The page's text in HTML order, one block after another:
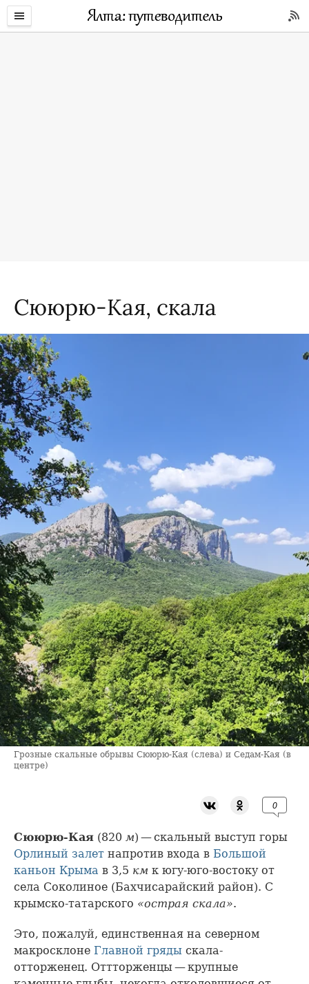
Сююрю-Кая, скала
Грозные скальные обрывы Сююрю-Кая (слева) и Седам-Кая (в
центре)
0
Сююрю-Кая (820 м) — скальный выступ горы
Орлиный залет напротив входа в Большой
каньон Крыма в 3,5 км к югу-юго-востоку от
села Соколиное (Бахчисарайский район). С
крымско-татарского «острая скала».
Это, пожалуй, единственная на северном
макросклоне Главной гряды скала-
отторженец. Оттторженцы — крупные